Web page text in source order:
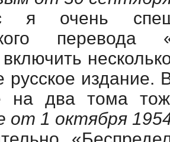
я очень
перевода
включить
русское издание.
на два тома
от 1 октября